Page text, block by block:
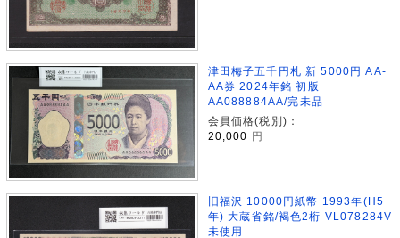
津田梅子五千円札 新 5000円 AA-
AA券 2024年銘 初版
AA088884AA/完未品
会員価格(税別)：
20,000
円
旧福沢 10000円紙幣 1993年(H5
年) 大蔵省銘/褐色2桁 VL078284V
未使用